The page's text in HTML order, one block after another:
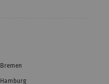
Bremen
Hamburg